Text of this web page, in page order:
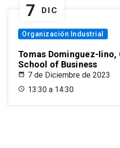
7 DIC
Organización Industrial
Tomas Dominguez-Iino,
School of Business
7 de Diciembre de 2023
13:30 a 14:30